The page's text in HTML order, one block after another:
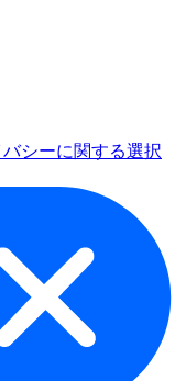
シーに関する選択